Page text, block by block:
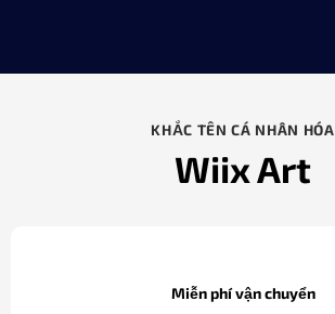
KHẮC TÊN CÁ NHÂN HÓA
Wiix Art
Miễn phí vận chuyển